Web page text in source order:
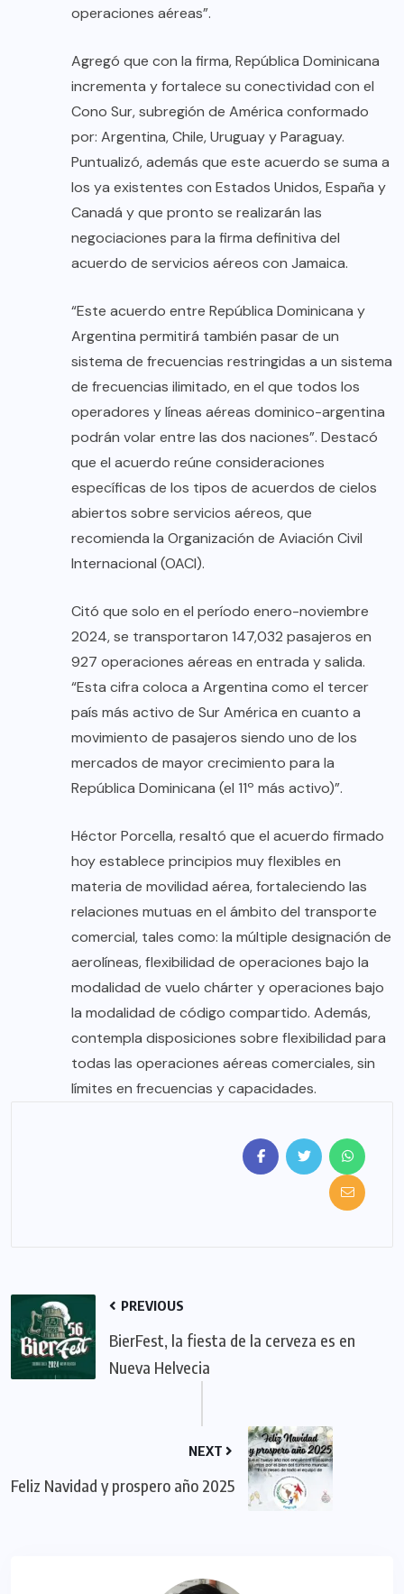
operaciones aéreas”.
Agregó que con la firma, República Dominicana
incrementa y fortalece su conectividad con el
Cono Sur, subregión de América conformado
por: Argentina, Chile, Uruguay y Paraguay.
Puntualizó, además que este acuerdo se suma a
los ya existentes con Estados Unidos, España y
Canadá y que pronto se realizarán las
negociaciones para la firma definitiva del
acuerdo de servicios aéreos con Jamaica.
“Este acuerdo entre República Dominicana y
Argentina permitirá también pasar de un
sistema de frecuencias restringidas a un sistema
de frecuencias ilimitado, en el que todos los
operadores y líneas aéreas dominico-argentina
podrán volar entre las dos naciones”. Destacó
que el acuerdo reúne consideraciones
específicas de los tipos de acuerdos de cielos
abiertos sobre servicios aéreos, que
recomienda la Organización de Aviación Civil
Internacional (OACI).
Citó que solo en el período enero-noviembre
2024, se transportaron 147,032 pasajeros en
927 operaciones aéreas en entrada y salida.
“Esta cifra coloca a Argentina como el tercer
país más activo de Sur América en cuanto a
movimiento de pasajeros siendo uno de los
mercados de mayor crecimiento para la
República Dominicana (el 11º más activo)”.
Héctor Porcella, resaltó que el acuerdo firmado
hoy establece principios muy flexibles en
materia de movilidad aérea, fortaleciendo las
relaciones mutuas en el ámbito del transporte
comercial, tales como: la múltiple designación de
aerolíneas, flexibilidad de operaciones bajo la
modalidad de vuelo chárter y operaciones bajo
la modalidad de código compartido. Además,
contempla disposiciones sobre flexibilidad para
todas las operaciones aéreas comerciales, sin
límites en frecuencias y capacidades.
PREVIOUS
BierFest, la fiesta de la cerveza es en
Nueva Helvecia
NEXT
Feliz Navidad y prospero año 2025